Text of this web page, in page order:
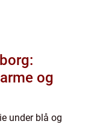
og
under blå og